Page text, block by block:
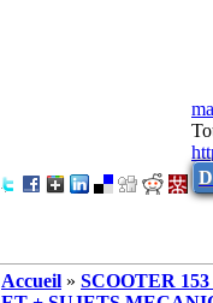
Accueil » SCOOTER